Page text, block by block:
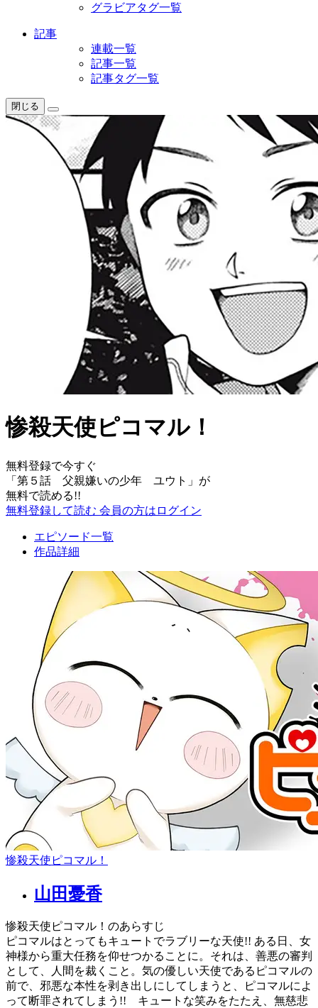
グラビアタグ一覧
記事
連載一覧
記事一覧
記事タグ一覧
閉じる
惨殺天使ピコマル！
無料登録で今すぐ
「 第５話 父親嫌いの少年 ユウト 」が
無料で読める!!
無料登録して読む 会員の方はログイン
エピソード一覧
作品詳細
惨殺天使ピコマル！
山田憂香
惨殺天使ピコマル！のあらすじ
ピコマルはとってもキュートでラブリーな天使!! ある日、女
神様から重大任務を仰せつかることに。それは、善悪の審判
として、人間を裁くこと。気の優しい天使であるピコマルの
前で、邪悪な本性を剥き出しにしてしまうと、ピコマルによ
って断罪されてしまう!! キュートな笑みをたたえ、無慈悲